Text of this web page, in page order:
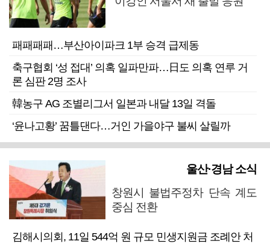
패패패패…부산아이파크 1부 승격 급제동
축구협회 ‘성 접대’ 의혹 일파만파…日도 의혹 연루 거
론 심판 2명 조사
韓농구 AG 조별리그서 일본과 내달 13일 격돌
‘윤나고황’ 꿈틀댄다…거인 가을야구 불씨 살릴까
울산·경남 소식
창원시 불법주정차 단속 계도
중심 전환
김해시의회, 11일 544억 원 규모 민생지원금 조례안 처